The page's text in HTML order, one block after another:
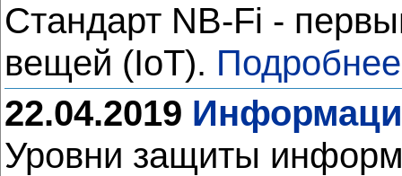
Стандарт NB-Fi -
вещей (IoT).
22.04.2019
Уровни защиты